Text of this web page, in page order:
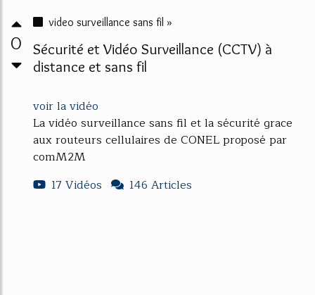
0
video surveillance sans fil »
Sécurité et Vidéo Surveillance (CCTV) à
distance et sans fil
voir la vidéo
La vidéo surveillance sans fil et la sécurité grace
aux routeurs cellulaires de CONEL proposé par
comM2M
17 Vidéos
146 Articles